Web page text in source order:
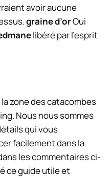
avoir aucune
graine d’orOui
libéré par l’esprit
zone des catacombes
Nous nous sommes
qui vous
facilement dans la
les commentaires ci-
ce guide utile et